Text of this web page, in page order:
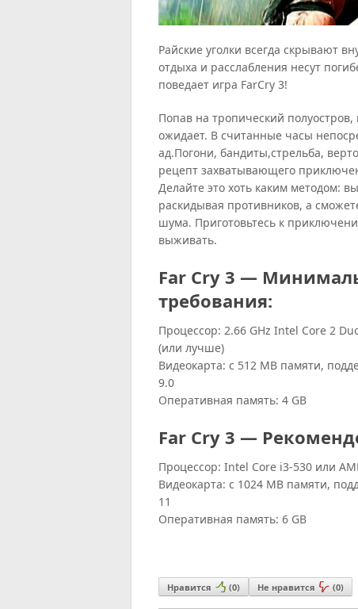
Райские уголки всегда скрывают
отдыха и расслабления несут
поведает игра FarCry 3!
Попав на тропический
ожидает. В считанные часы
ад.Погони, бандиты,стрельба,
рецепт захватывающего
Делайте это хоть каким методом:
раскидывая противников, а
шума. Приготовьтесь к
выживать.
Far Cry 3 —
требования:
Процессор: 2.66 GHz Intel Core 2
(или лучше)
Видеокарта: с 512 MB памяти,
9.0
Оперативная память: 4 GB
Far Cry 3 —
Процессор: Intel Core i3-530 или
Видеокарта: с 1024 MB памяти,
11
Оперативная память: 6 GB
Нравится (0) Не нравится (0)